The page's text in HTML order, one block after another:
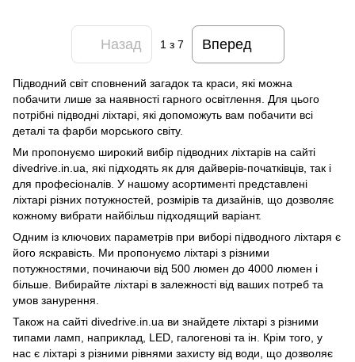
Назад 1з 7 Вперед
Підводний світ сповнений загадок та краси, які можна
побачити лише за наявності гарного освітлення. Для цього
потрібні підводні ліхтарі, які допоможуть вам побачити всі
деталі та фарби морського світу.
Ми пропонуємо широкий вибір підводних ліхтарів на сайті
divedrive.in.ua, які підходять як для дайверів-початківців, так і
для професіоналів. У нашому асортименті представлені
ліхтарі різних потужностей, розмірів та дизайнів, що дозволяє
кожному вибрати найбільш підходящий варіант.
Одним із ключових параметрів при виборі підводного ліхтаря є
його яскравість. Ми пропонуємо ліхтарі з різними
потужностями, починаючи від 500 люмен до 4000 люмен і
більше. Вибирайте ліхтарі в залежності від ваших потреб та
умов занурення.
Також на сайті divedrive.in.ua ви знайдете ліхтарі з різними
типами ламп, наприклад, LED, галогенові та ін. Крім того, у
нас є ліхтарі з різними рівнями захисту від води, що дозволяє